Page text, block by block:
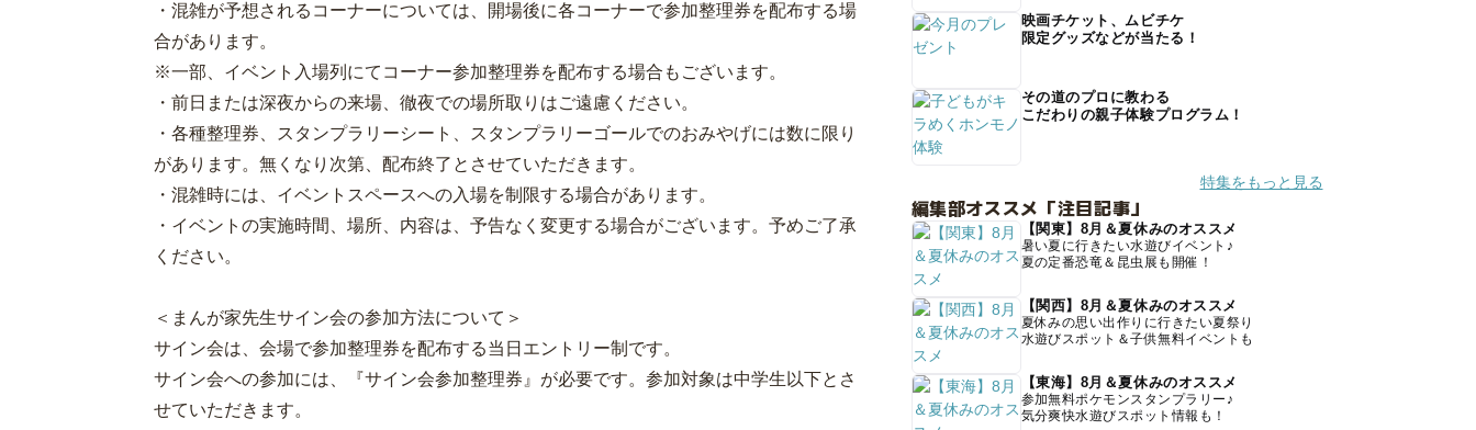
・混雑が予想されるコーナーについては、開場後に各コーナーで参加整理券を配布する場
合があります。
※一部、イベント入場列にてコーナー参加整理券を配布する場合もございます。
・前日または深夜からの来場、徹夜での場所取りはご遠慮ください。
・各種整理券、スタンプラリーシート、スタンプラリーゴールでのおみやげには数に限り
があります。無くなり次第、配布終了とさせていただきます。
・混雑時には、イベントスペースへの入場を制限する場合があります。
・イベントの実施時間、場所、内容は、予告なく変更する場合がございます。予めご了承
ください。
＜まんが家先生サイン会の参加方法について＞
サイン会は、会場で参加整理券を配布する当日エントリー制です。
サイン会への参加には、『サイン会参加整理券』が必要です。参加対象は中学生以下とさ
せていただきます。
映画チケット、ムビチケ
限定グッズなどが当たる！
その道のプロに教わる
こだわりの親子体験プログラム！
特集をもっと見る
編集部オススメ「注目記事」
【関東】8月＆夏休みのオススメ
暑い夏に行きたい水遊びイベント♪
夏の定番恐竜＆昆虫展も開催！
【関西】8月＆夏休みのオススメ
夏休みの思い出作りに行きたい夏祭り
水遊びスポット＆子供無料イベントも
【東海】8月＆夏休みのオススメ
参加無料ポケモンスタンプラリー♪
気分爽快水遊びスポット情報も！